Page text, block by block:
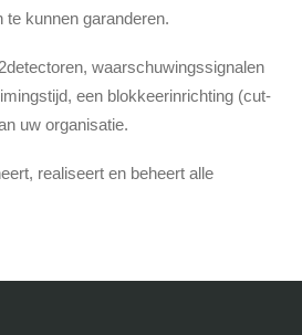
kunnen garanderen.
waarschuwingssignalen
een blokkeerinrichting (cut-
uw organisatie.
realiseert en beheert alle